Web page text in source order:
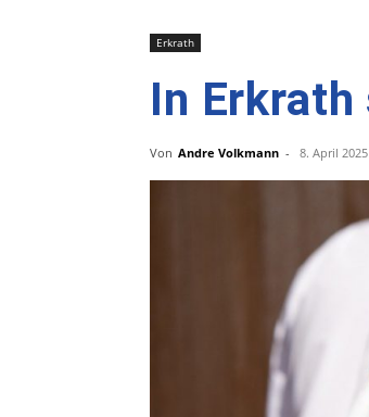
Erkrath
In
Von Andre Volkmann - 8. April 2025